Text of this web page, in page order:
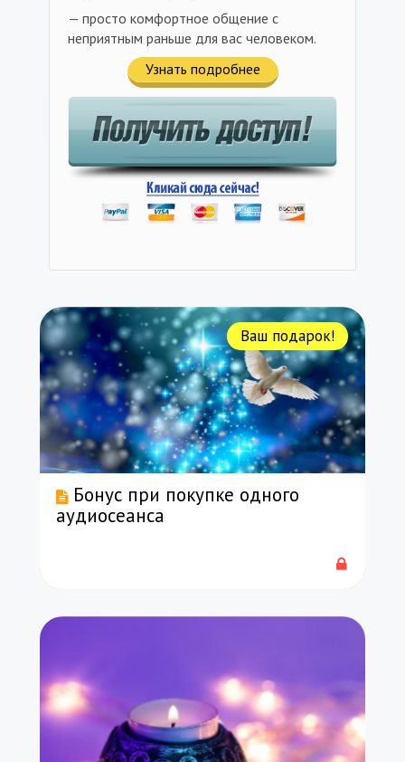
— просто комфортное общение с
неприятным раньше для вас человеком.
Узнать подробнее
Ваш подарок!
Бонус при покупке одного
аудиосеанса